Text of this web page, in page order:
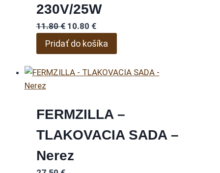
230V/25W
11.80€ Pôvodná
cena
bola:
10.80 €Aktuálna
cena
je:
Pridať do košíka
FERMZILLA –
TLAKOVACIA SADA –
Nerez